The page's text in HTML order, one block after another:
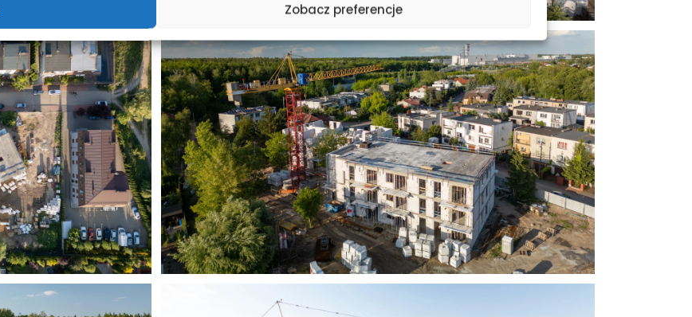
Zobacz preferencje